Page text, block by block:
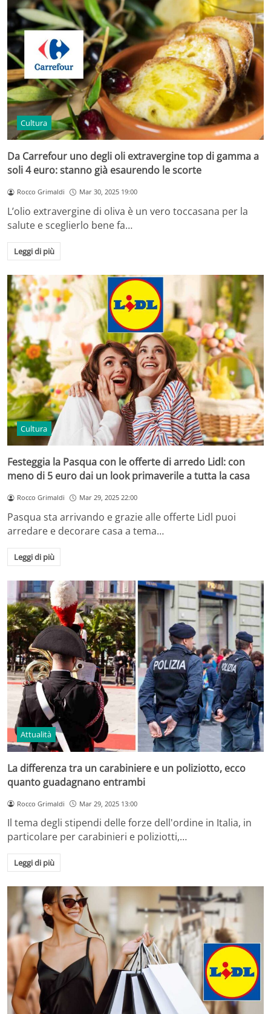
Cultura
Da Carrefour uno degli oli extravergine top di gamma a
soli 4 euro: stanno già esaurendo le scorte
Rocco Grimaldi Mar 30, 2025 19:00
L’olio extravergine di oliva è un vero toccasana per la
salute e sceglierlo bene fa…
Leggi di più
Cultura
Festeggia la Pasqua con le offerte di arredo Lidl: con
meno di 5 euro dai un look primaverile a tutta la casa
Rocco Grimaldi Mar 29, 2025 22:00
Pasqua sta arrivando e grazie alle offerte Lidl puoi
arredare e decorare casa a tema…
Leggi di più
Attualità
La differenza tra un carabiniere e un poliziotto, ecco
quanto guadagnano entrambi
Rocco Grimaldi Mar 29, 2025 13:00
Il tema degli stipendi delle forze dell'ordine in Italia, in
particolare per carabinieri e poliziotti,…
Leggi di più